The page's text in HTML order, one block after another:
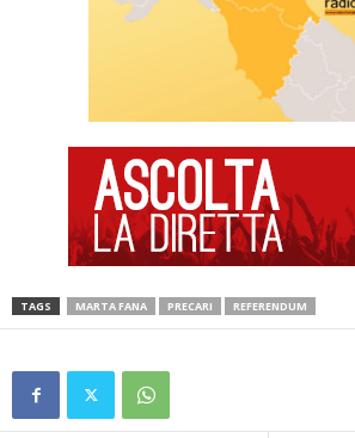
TAGS MARTA FANA PRECARI REFERENDUM